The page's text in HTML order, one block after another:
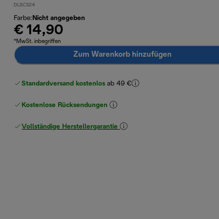
DLSC324
Farbe: Nicht angegeben
€ 14,90
*MwSt. inbegriffen
Zum Warenkorb hinzufügen
Standardversand kostenlos ab 49 €
Kostenlose Rücksendungen
Vollständige Herstellergarantie